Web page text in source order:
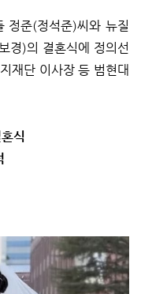
정준(정석준)씨와 뉴질
경)의 결혼식에 정의선
재단 이사장 등 범현대
식